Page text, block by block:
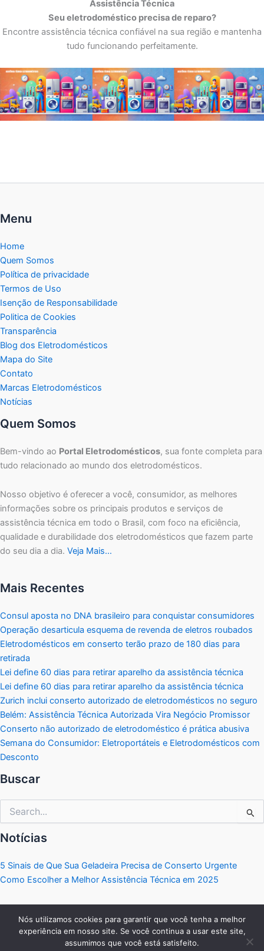
Assistência Técnica
Seu eletrodoméstico precisa de reparo?
Encontre assistência técnica confiável na sua região e mantenha
tudo funcionando perfeitamente.
Menu
Home
Quem Somos
Política de privacidade
Termos de Uso
Isenção de Responsabilidade
Politica de Cookies
Transparência
Blog dos Eletrodomésticos
Mapa do Site
Contato
Marcas Eletrodomésticos
Notícias
Quem Somos
Bem-vindo ao Portal Eletrodomésticos, sua fonte completa para
tudo relacionado ao mundo dos eletrodomésticos.
Nosso objetivo é oferecer a você, consumidor, as melhores
informações sobre os principais produtos e serviços de
assistência técnica em todo o Brasil, com foco na eficiência,
qualidade e durabilidade dos eletrodomésticos que fazem parte
do seu dia a dia. Veja Mais…
Mais Recentes
Consul aposta no DNA brasileiro para conquistar consumidores
Operação desarticula esquema de revenda de eletros roubados
Eletrodomésticos em conserto terão prazo de 180 dias para
retirada
Lei define 60 dias para retirar aparelho da assistência técnica
Lei define 60 dias para retirar aparelho da assistência técnica
Zurich inclui conserto autorizado de eletrodomésticos no seguro
Belém: Assistência Técnica Autorizada Vira Negócio Promissor
Conserto não autorizado de eletrodoméstico é prática abusiva
Semana do Consumidor: Eletroportáteis e Eletrodomésticos com
Desconto
Buscar
por:
Notícias
5 Sinais de Que Sua Geladeira Precisa de Conserto Urgente
Como Escolher a Melhor Assistência Técnica em 2025
Copyright © 2026 Portal Eletrodomésticos | Criado por:
MKT
Nós utilizamos cookies para garantir que você tenha a melhor
experiência em nosso site. Se você continua a usar este site,
assumimos que você está satisfeito.